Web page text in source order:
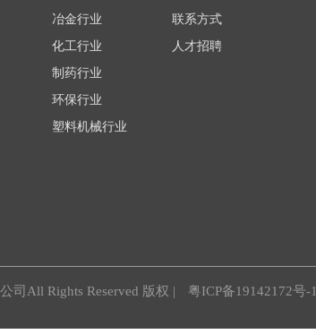
冶金行业
化工行业
制药行业
环保行业
塑料机械行业
联系方式
人才招聘
司All Rights Reserved 版权 | 粤ICP备19142172号-1